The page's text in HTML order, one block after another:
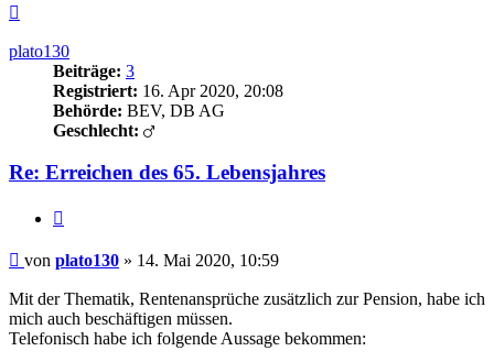
plato130
Beiträge: 3
Registriert: 16. Apr 2020, 20:08
Behörde: BEV, DB AG
Geschlecht:
Re: Erreichen des 65. Lebensjahres
Beitrag
von plato130 » 14. Mai 2020, 10:59
Mit der Thematik, Rentenansprüche zusätzlich zur Pension, habe ich
mich auch beschäftigen müssen.
Telefonisch habe ich folgende Aussage bekommen: